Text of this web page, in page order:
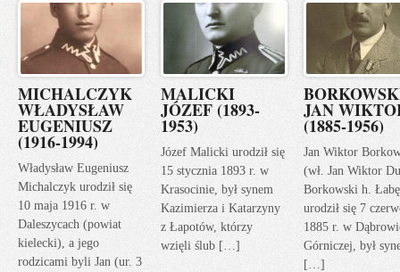
MICHALCZYK
WŁADYSŁAW
EUGENIUSZ
(1916-1994)
Władysław Eugeniusz
Michalczyk urodził się
10 maja 1916 r. w
Daleszycach (powiat
kielecki), a jego
rodzicami byli Jan (ur. 3
MALICKI
JÓZEF (1893-
1953)
Józef Malicki urodził się
15 stycznia 1893 r. w
Krasocinie, był synem
Kazimierza i Katarzyny
z Łapotów, którzy
wzięli ślub […]
JAN
(1885-1956)
Jan Wiktor
(wł. Jan Wiktor
Borkowski h.
urodził się 7
1885 r. w
Górniczej, był
[…]